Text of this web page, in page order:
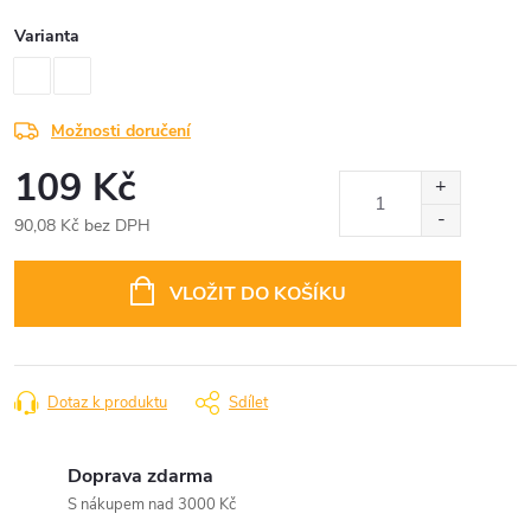
Varianta
Možnosti doručení
109 Kč
90,08 Kč bez DPH
VLOŽIT DO KOŠÍKU
Dotaz k produktu Sdílet
Doprava zdarma
S nákupem nad 3000 Kč